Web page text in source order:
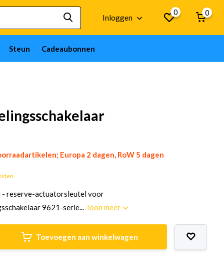
Inloggen
0 0
Steun Cadeaubonnen
Europa 2 dagen, RoW 5 dagen
- reserve-actuatorsleutel voor
9621-serie... Toon meer
Toevoegen aan winkelwagen